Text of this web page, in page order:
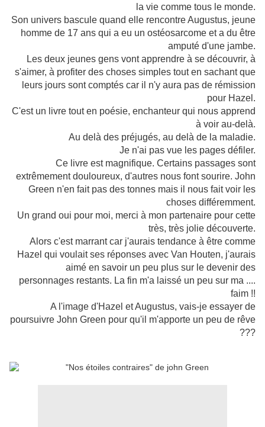
la vie comme tous le monde.
Son univers bascule quand elle rencontre Augustus, jeune
homme de 17 ans qui a eu un ostéosarcome et a du être
amputé d'une jambe.
Les deux jeunes gens vont apprendre à se découvrir, à
s'aimer, à profiter des choses simples tout en sachant que
leurs jours sont comptés car il n'y aura pas de rémission
pour Hazel.
C'est un livre tout en poésie, enchanteur qui nous apprend
à voir au-delà.
Au delà des préjugés, au delà de la maladie.
Je n'ai pas vue les pages défiler.
Ce livre est magnifique. Certains passages sont
extrêmement douloureux, d'autres nous font sourire. John
Green n'en fait pas des tonnes mais il nous fait voir les
choses différemment.
Un grand oui pour moi, merci à mon partenaire pour cette
très, très jolie découverte.
Alors c'est marrant car j'aurais tendance à être comme
Hazel qui voulait ses réponses avec Van Houten, j'aurais
aimé en savoir un peu plus sur le devenir des
personnages restants. La fin m'a laissé un peu sur ma ....
faim !!
A l'image d'Hazel et Augustus, vais-je essayer de
poursuivre John Green pour qu'il m'apporte un peu de rêve
???